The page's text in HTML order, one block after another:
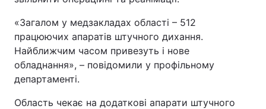
«Загалом у медзакладах області – 512
працюючих апаратів штучного дихання.
Найближчим часом привезуть і нове
обладнання», – повідомили у профільному
департаменті.
Область чекає на додаткові апарати штучного